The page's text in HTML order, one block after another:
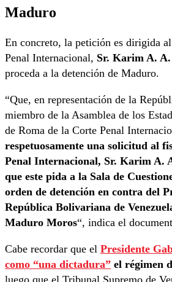
Maduro
En concreto, la petición es dirigida
Penal Internacional, Sr. Karim A.
proceda a la detención de Maduro.
“Que, en representación de la
miembro de la Asamblea de los
de Roma de la Corte Penal
respetuosamente una solicitud al
Penal Internacional, Sr. Karim A.
que este pida a la Sala de
orden de detención en contra del
República Bolivariana de
Maduro Moros“, indica el
Cabe recordar que el Presidente
como “una dictadura” el régimen